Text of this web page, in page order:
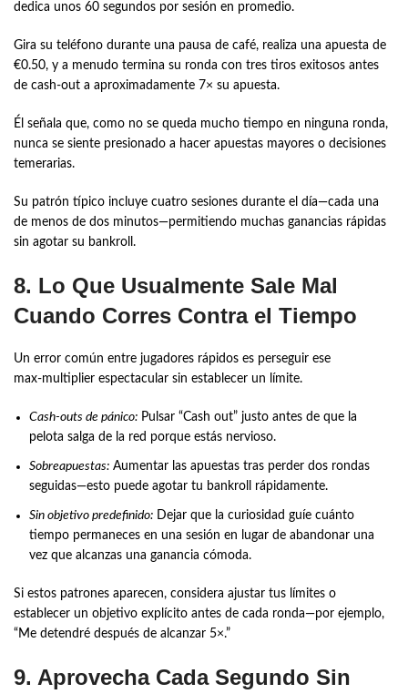
dedica unos 60 segundos por sesión en promedio.
Gira su teléfono durante una pausa de café, realiza una apuesta de
€0.50, y a menudo termina su ronda con tres tiros exitosos antes
de cash‑out a aproximadamente 7× su apuesta.
Él señala que, como no se queda mucho tiempo en ninguna ronda,
nunca se siente presionado a hacer apuestas mayores o decisiones
temerarias.
Su patrón típico incluye cuatro sesiones durante el día—cada una
de menos de dos minutos—permitiendo muchas ganancias rápidas
sin agotar su bankroll.
8. Lo Que Usualmente Sale Mal
Cuando Corres Contra el Tiempo
Un error común entre jugadores rápidos es perseguir ese
max‑multiplier espectacular sin establecer un límite.
Cash‑outs de pánico: Pulsar “Cash out” justo antes de que la
pelota salga de la red porque estás nervioso.
Sobreapuestas: Aumentar las apuestas tras perder dos rondas
seguidas—esto puede agotar tu bankroll rápidamente.
Sin objetivo predefinido: Dejar que la curiosidad guíe cuánto
tiempo permaneces en una sesión en lugar de abandonar una
vez que alcanzas una ganancia cómoda.
Si estos patrones aparecen, considera ajustar tus límites o
establecer un objetivo explícito antes de cada ronda—por ejemplo,
“Me detendré después de alcanzar 5×.”
9. Aprovecha Cada Segundo Sin